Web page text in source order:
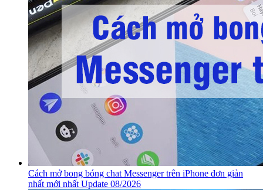
Cách mở bong bóng chat Messenger trên iPhone đơn giản
nhất mới nhất Update 08/2026